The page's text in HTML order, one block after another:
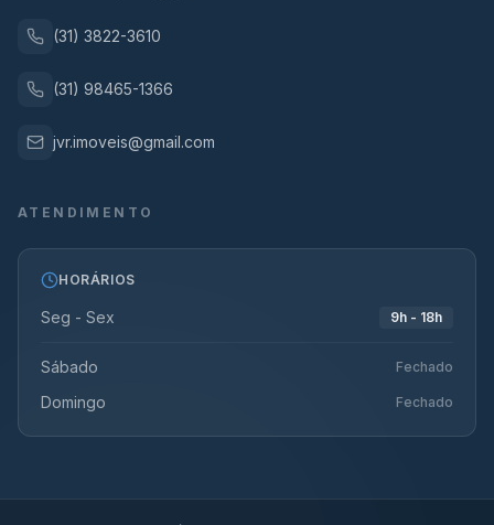
(31) 3822-3610
(31) 98465-1366
jvr.imoveis@gmail.com
ATENDIMENTO
HORÁRIOS
Seg - Sex 9h - 18h
Sábado Fechado
Domingo Fechado